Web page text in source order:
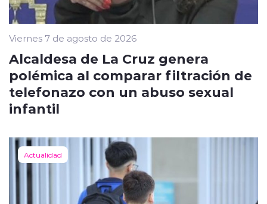
Viernes 7 de agosto de 2026
Alcaldesa de La Cruz genera
polémica al comparar filtración de
telefonazo con un abuso sexual
infantil
Actualidad